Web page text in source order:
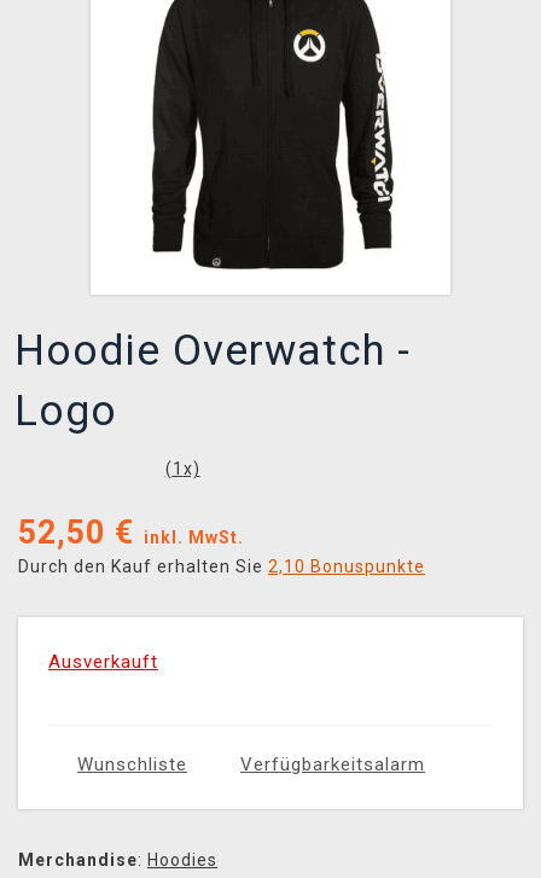
Hoodie Overwatch -
Logo
(1 x)
52,50 €
inkl. MwSt.
Durch den Kauf erhalten Sie 2,10 Bonuspunkte
Ausverkauft
Wunschliste Verfügbarkeitsalarm
Merchandise: Hoodies